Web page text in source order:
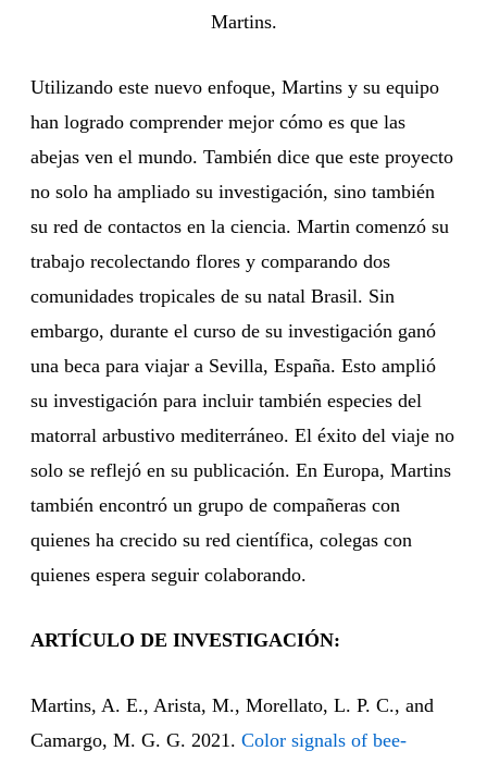
Martins.
Utilizando este nuevo enfoque, Martins y su equipo
han logrado comprender mejor cómo es que las
abejas ven el mundo. También dice que este proyecto
no solo ha ampliado su investigación, sino también
su red de contactos en la ciencia. Martin comenzó su
trabajo recolectando flores y comparando dos
comunidades tropicales de su natal Brasil. Sin
embargo, durante el curso de su investigación ganó
una beca para viajar a Sevilla, España. Esto amplió
su investigación para incluir también especies del
matorral arbustivo mediterráneo. El éxito del viaje no
solo se reflejó en su publicación. En Europa, Martins
también encontró un grupo de compañeras con
quienes ha crecido su red científica, colegas con
quienes espera seguir colaborando.
ARTÍCULO DE INVESTIGACIÓN:
Martins, A. E., Arista, M., Morellato, L. P. C., and
Camargo, M. G. G. 2021. Color signals of bee-